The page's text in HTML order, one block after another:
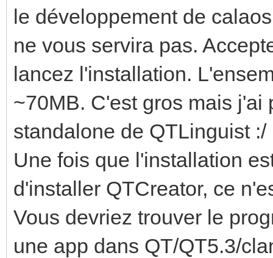
le développement de
ne vous servira pas.
lancez l'installation.
~70MB. C'est gros mais
standalone de QTLinguist :/
Une fois que l'installation
d'installer QTCreator, ce
Vous devriez trouver le
une app dans QT/QT5.3/